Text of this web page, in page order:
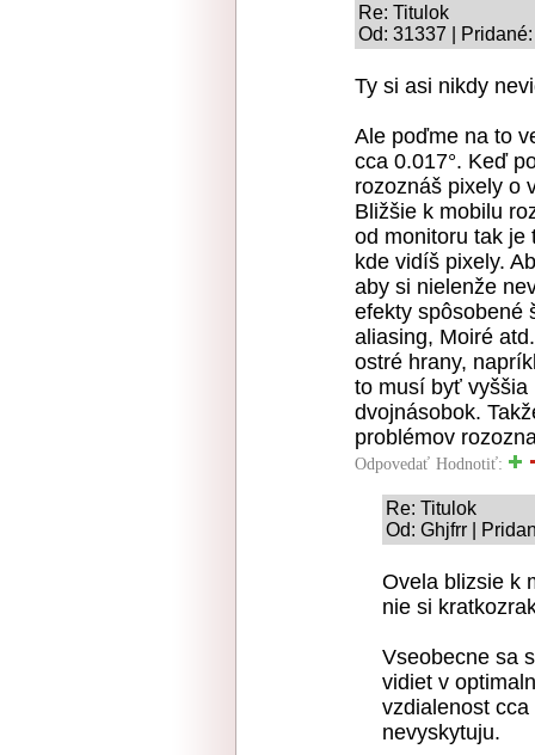
Re: Titulok
Od: 31337 |
Ty si asi nikdy
Ale poďme na to
cca 0.017°. Keď
rozoznáš pixely o
Bližšie k mobilu
od monitoru tak je
kde vidíš pixely.
aby si nielenže
efekty spôsobené
aliasing, Moiré
ostré hrany,
to musí byť vyššia
dvojnásobok.
problémov
Odpovedať Hodnotiť:
Re: Titulok
Od: Ghjfrr |
Ovela blizsie k
nie si
Vseobecne sa
vidiet v
vzdialenost
nevyskytuju.